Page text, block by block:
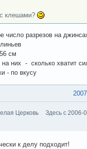
клешами?
число разрезов на
см
них - сколько хватит
- по вкусу
Церковь
Здесь с 2006-
к делу подходит!